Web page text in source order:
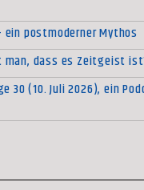
ein postmoderner Mythos
man, dass es Zeitgeist
30 (10. Juli 2026), ein